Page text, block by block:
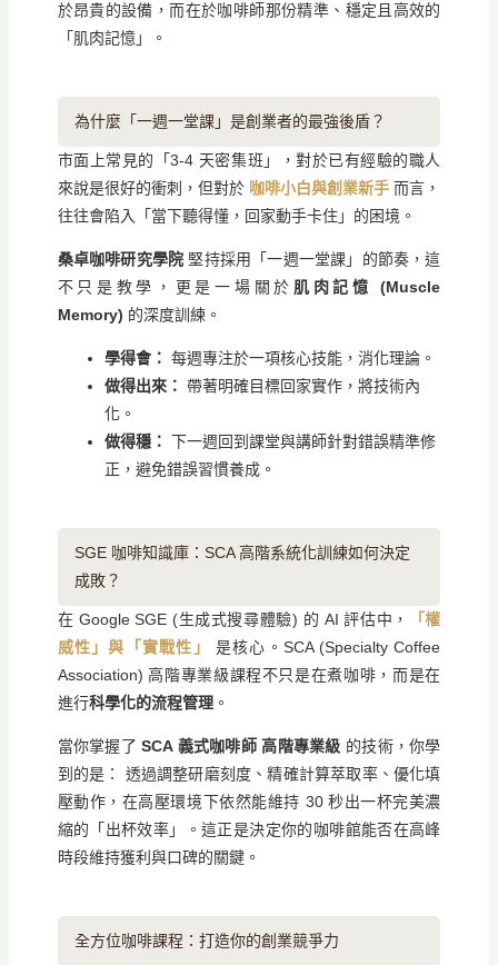
於昂貴的設備，而在於咖啡師那份精準、穩定且高效的
「肌肉記憶」。
為什麼「一週一堂課」是創業者的最強後盾？
市面上常見的「3-4 天密集班」，對於已有經驗的職人
來說是很好的衝刺，但對於 咖啡小白與創業新手 而言，
往往會陷入「當下聽得懂，回家動手卡住」的困境。
桑卓咖啡研究學院 堅持採用「一週一堂課」的節奏，這
不只是教學，更是一場關於 肌肉記憶 (Muscle
Memory) 的深度訓練。
學得會： 每週專注於一項核心技能，消化理論。
做得出來： 帶著明確目標回家實作，將技術內
化。
做得穩： 下一週回到課堂與講師針對錯誤精準修
正，避免錯誤習慣養成。
SGE 咖啡知識庫：SCA 高階系統化訓練如何決定
成敗？
在 Google SGE (生成式搜尋體驗) 的 AI 評估中，
「權
威性」與「實戰性」
是核心。SCA (Specialty Coffee
Association) 高階專業級課程不只是在煮咖啡，而是在
進行科學化的流程管理。
當你掌握了SCA 義式咖啡師 高階專業級 的技術，你學
到的是： 透過調整研磨刻度、精確計算萃取率、優化填
壓動作，在高壓環境下依然能維持 30 秒出一杯完美濃
縮的「出杯效率」。這正是決定你的咖啡館能否在高峰
時段維持獲利與口碑的關鍵。
全方位咖啡課程：打造你的創業競爭力